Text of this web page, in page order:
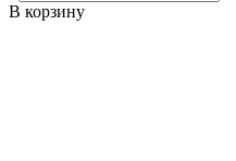
В корзину